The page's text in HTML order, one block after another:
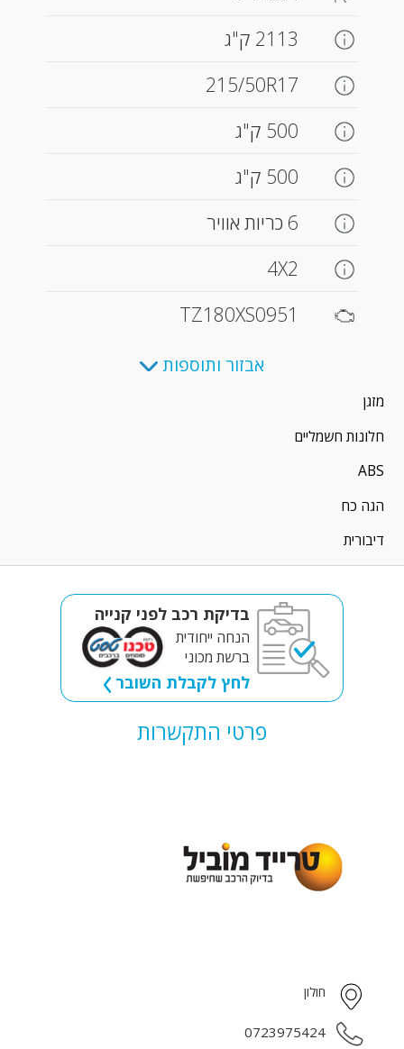
2113 ק"ג
215/50R17
500 ק"ג
500 ק"ג
6 כריות אוויר
4X2
TZ180XS0951
אבזור ותוספות
מזגן
חלונות חשמליים
ABS
הגה כח
דיבורית
בדיקת רכב לפני קנייה
הנחה ייחודית
ברשת מכוני
לחץ לקבלת השובר
פרטי התקשרות
חולון
0723975424